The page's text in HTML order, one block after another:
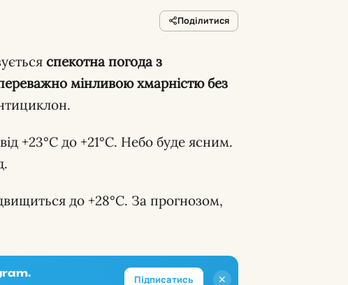
Поділитися
спекотна погода з
мінливою хмарністю без
+23°C до +21°C. Небо буде ясним.
до +28°C. За прогнозом,
✕
Підписатись